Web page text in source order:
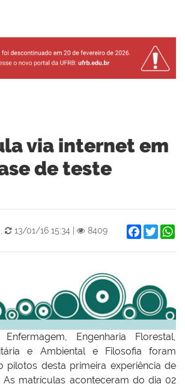
via internet em
de teste
, 13/01/16 15:34 8409 Facebook
Twitter
Engenharia Florestal,
e Ambiental e Filosofia foram
pilotos desta primeira experiência de
As matrículas aconteceram do dia 02